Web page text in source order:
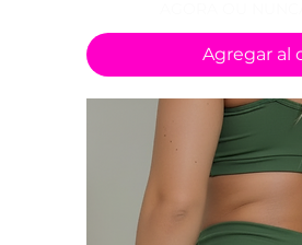
Agregar al